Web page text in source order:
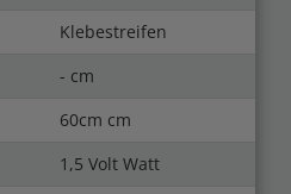
Klebestreifen
- cm
60cm cm
1,5 Volt Watt